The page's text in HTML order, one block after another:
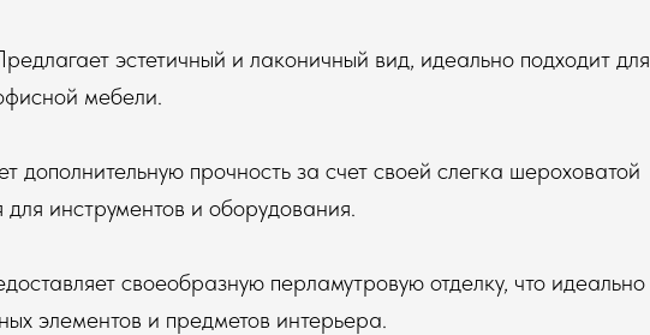
эстетичный и лаконичный вид, идеально подходит для
мебели.
прочность за счет своей слегка шероховатой
для инструментов и оборудования.
своеобразную перламутровую отделку, что идеально
элементов и предметов интерьера.